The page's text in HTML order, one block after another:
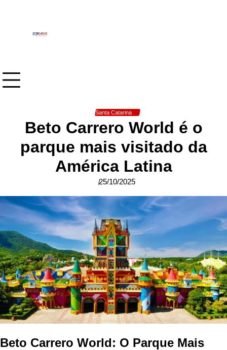
Santa Catarina
Beto Carrero World é o
parque mais visitado da
América Latina
25/10/2025
Beto Carrero World: O Parque Mais